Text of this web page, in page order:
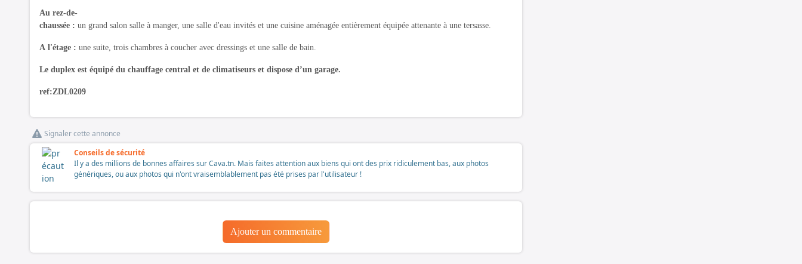
Au rez-de-
chaussée : un grand salon salle à manger, une salle d'eau invités et une cuisine aménagée entièrement équipée attenante à une tersasse.
A l'étage : une suite, trois chambres à coucher avec dressings et une salle de bain.
Le duplex est équipé du chauffage central et de climatiseurs et dispose d’un garage.
ref:ZDL0209
Signaler cette annonce
Conseils de sécurité
Il y a des millions de bonnes affaires sur Cava.tn. Mais faites attention aux biens qui ont des prix ridiculement bas, aux photos
génériques, ou aux photos qui n'ont vraisemblablement pas été prises par l'utilisateur !
Ajouter un commentaire